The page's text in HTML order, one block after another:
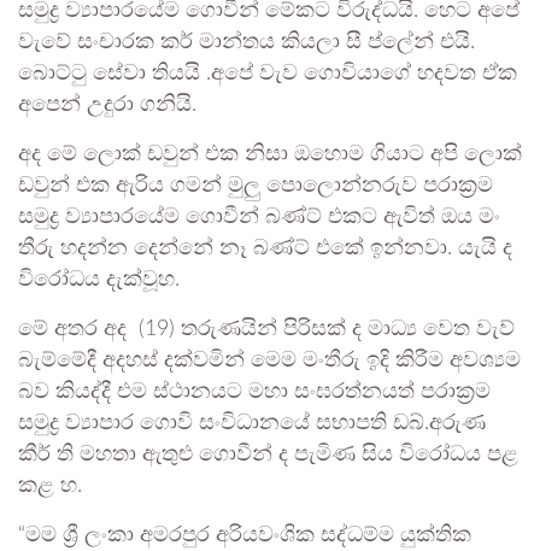
සමුද්‍ර ව්‍යාපාරයේම ගොවීන් මේකට විරුද්ධයි. හෙට අපේ
වැවේ සංචාරක කර් මාන්තය කියලා සී ප්ලේන් එයි.
බොට්ටු සේවා තියයි .අපේ වැව ගොවියාගේ හදවත ඒක
අපෙන් උදුරා ගනියි.
අද මේ ලොක් ඩවුන් එක නිසා ඔහොම ගියාට අපි ලොක්
ඩවුන් එක ඇරිය ගමන් මුලු පොලොන්නරුව පරාක්‍රම
සමුද්‍ර ව්‍යාපාරයේම ගොවීන් බණ්ට් එකට ඇවිත් ඔය මං
තීරු හදන්න දෙන්නේ නෑ බණ්ට් එකේ ඉන්නවා. යැයි ද
විරෝධය දැක්වූහ.
මේ අතර අද (19) තරුණයින් පිරිසක් ද මාධ්‍ය වෙත වැව්
බැම්මේදී අදහස් දක්වමින් මෙම මංතීරු ඉදි කිරීම අවශ්‍යම
බව කියද්දී එම ස්ථානයට මහා සංඝරත්නයත් පරාක්‍රම
සමුද්‍ර ව්‍යාපාර ගොවි සංවිධානයේ සභාපති ඩබ්.අරුණ
කීර් ති මහතා ඇතුළු ගොවීන් ද පැමිණ සිය විරෝධය පළ
කළ හ.
“මම ශ්‍රී ලංකා අමරපුර අරියවංශික සද්ධම්ම යුක්තික